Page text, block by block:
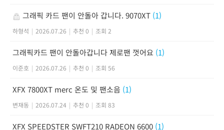
그래픽 카드 팬이 안돌아 갑니다. 9070XT (1)
하형석 | 2026.07.26 | 추천 0 | 조회 2
그래픽카드 팬이 안돌아갑니다 제로팬 껏어요 (1)
이준호 | 2026.07.26 | 추천 0 | 조회 56
XFX 7800XT merc 온도 및 팬소음 (1)
변재동 | 2026.07.24 | 추천 0 | 조회 83
XFX SPEEDSTER SWFT210 RADEON 6600 (1)